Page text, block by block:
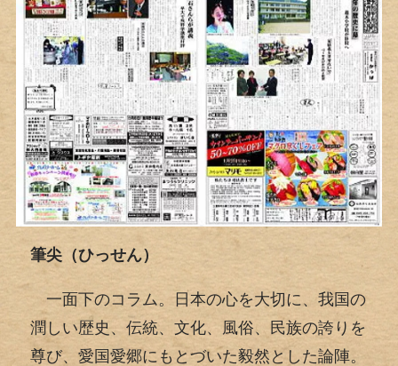
筆尖（ひっせん）
一面下のコラム。日本の心を大切に、我国の
潤しい歴史、伝統、文化、風俗、民族の誇りを
尊び、愛国愛郷にもとづいた毅然とした論陣。